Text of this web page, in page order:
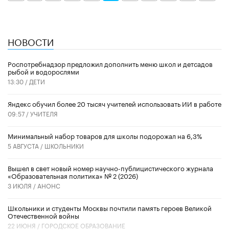
НОВОСТИ
Роспотребнадзор предложил дополнить меню школ и детсадов
рыбой и водорослями
13:30 / ДЕТИ
​Яндекс обучил более 20 тысяч учителей использовать ИИ в работе
09:57 /УЧИТЕЛЯ
Минимальный набор товаров для школы подорожал на 6,3%
5 АВГУСТА / ШКОЛЬНИКИ
Вышел в свет новый номер научно-публицистического журнала
«Образовательная политика» № 2 (2026)
3 ИЮЛЯ / АНОНС
Школьники и студенты Москвы почтили память героев Великой
Отечественной войны
22 ИЮНЯ / ГОРОДСКОЕ ОБРАЗОВАНИЕ